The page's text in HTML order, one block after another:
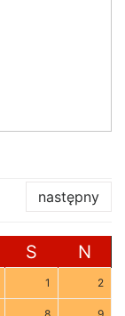
następny
S N
1 2